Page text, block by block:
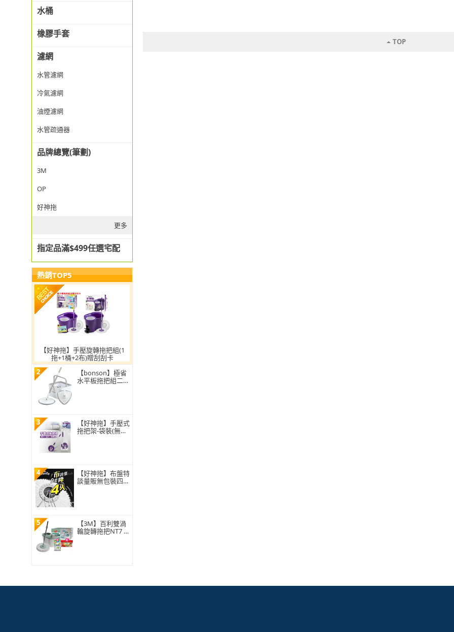
水桶
橡膠手套
濾網
水管濾網
冷氣濾網
油煙濾網
水管疏通器
品牌總覽(筆劃)
3M
OP
好神拖
更多
指定品滿$499任選宅配
熱銷TOP5
【好神拖】手壓旋轉拖把組(1
拖+1桶+2布)贈刮刮卡
2
【bonson】極省
水平板拖把組二代
3
【好神拖】手壓式
拖把架-袋裝(無附
4
【好神拖】布盤特
談量販無包裝四入
5
【3M】百利雙渦
輪旋轉拖把NT7 (1
TOP